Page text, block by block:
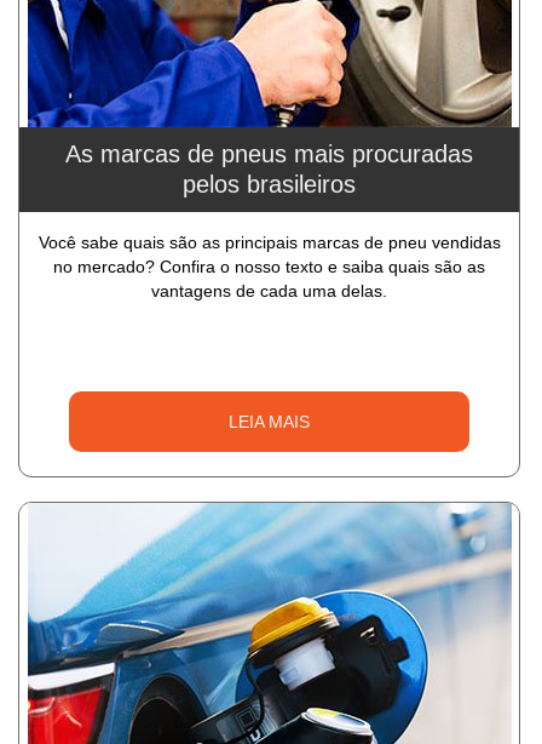
As marcas de pneus mais procuradas
pelos brasileiros
Você sabe quais são as principais marcas de pneu vendidas
no mercado? Confira o nosso texto e saiba quais são as
vantagens de cada uma delas.
LEIA MAIS